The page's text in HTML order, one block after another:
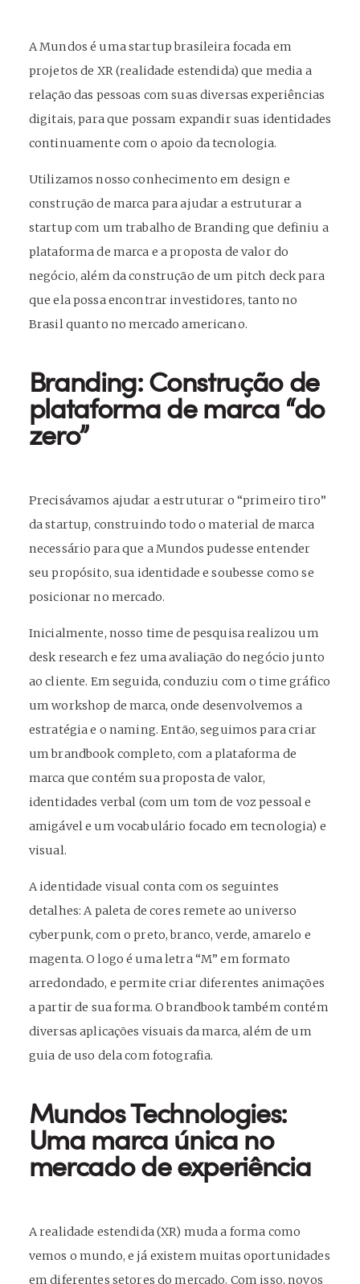
A Mundos é uma startup brasileira focada em
projetos de XR (realidade estendida) que media a
relação das pessoas com suas diversas experiências
digitais, para que possam expandir suas identidades
continuamente com o apoio da tecnologia.
Utilizamos nosso conhecimento em design e
construção de marca para ajudar a estruturar a
startup com um trabalho de Branding que definiu a
plataforma de marca e a proposta de valor do
negócio, além da construção de um pitch deck para
que ela possa encontrar investidores, tanto no
Brasil quanto no mercado americano.
Branding: Construção de
plataforma de marca “do
zero”
Precisávamos ajudar a estruturar o “primeiro tiro”
da startup, construindo todo o material de marca
necessário para que a Mundos pudesse entender
seu propósito, sua identidade e soubesse como se
posicionar no mercado.
Inicialmente, nosso time de pesquisa realizou um
desk research e fez uma avaliação do negócio junto
ao cliente. Em seguida, conduziu com o time gráfico
um workshop de marca, onde desenvolvemos a
estratégia e o naming. Então, seguimos para criar
um brandbook completo, com a plataforma de
marca que contém sua proposta de valor,
identidades verbal (com um tom de voz pessoal e
amigável e um vocabulário focado em tecnologia) e
visual.
A identidade visual conta com os seguintes
detalhes: A paleta de cores remete ao universo
cyberpunk, com o preto, branco, verde, amarelo e
magenta. O logo é uma letra “M” em formato
arredondado, e permite criar diferentes animações
a partir de sua forma. O brandbook também contém
diversas aplicações visuais da marca, além de um
guia de uso dela com fotografia.
Mundos Technologies:
Uma marca única no
mercado de experiência
A realidade estendida (XR) muda a forma como
vemos o mundo, e já existem muitas oportunidades
em diferentes setores do mercado. Com isso, novos